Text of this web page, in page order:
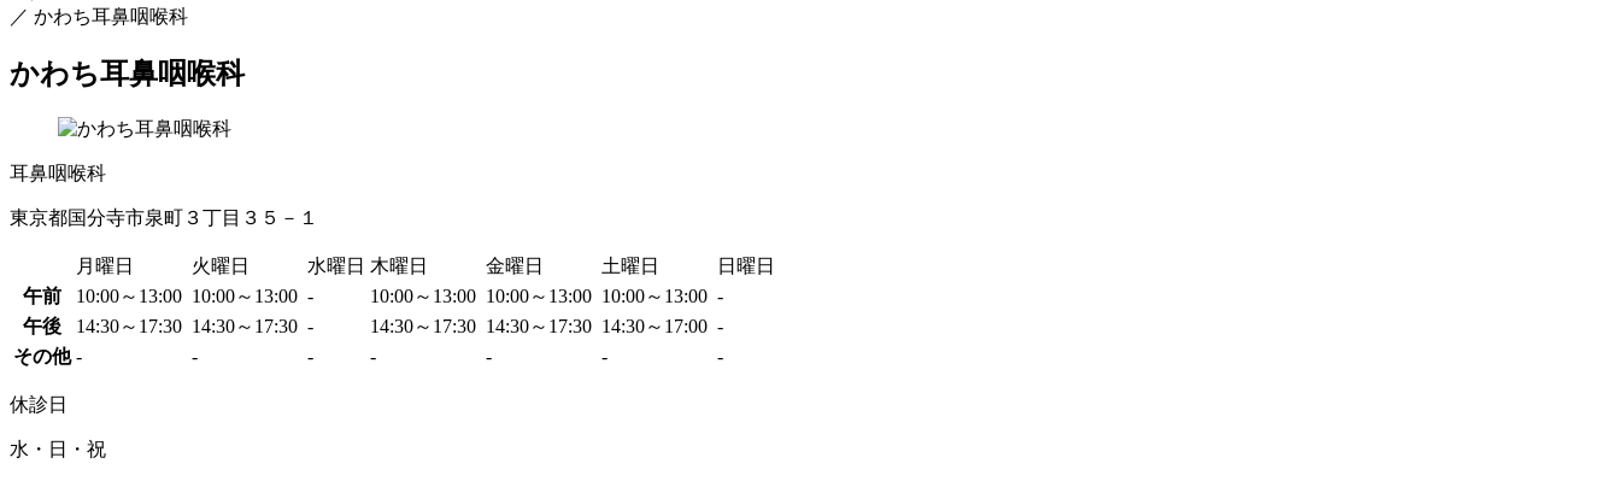
／ かわち耳鼻咽喉科
かわち耳鼻咽喉科
耳鼻咽喉科
東京都国分寺市泉町３丁目３５－１
月曜日 火曜日 水曜日 木曜日 金曜日 土曜日
日曜日
午前
10:00～13:00 10:00～13:00 - 10:00～13:00 10:00～13:00 10:00～13:00 -
午後
14:30～17:30 14:30～17:30 - 14:30～17:30 14:30～17:30 14:30～17:00 -
その他 - - - - - - -
休診日
水・日・祝